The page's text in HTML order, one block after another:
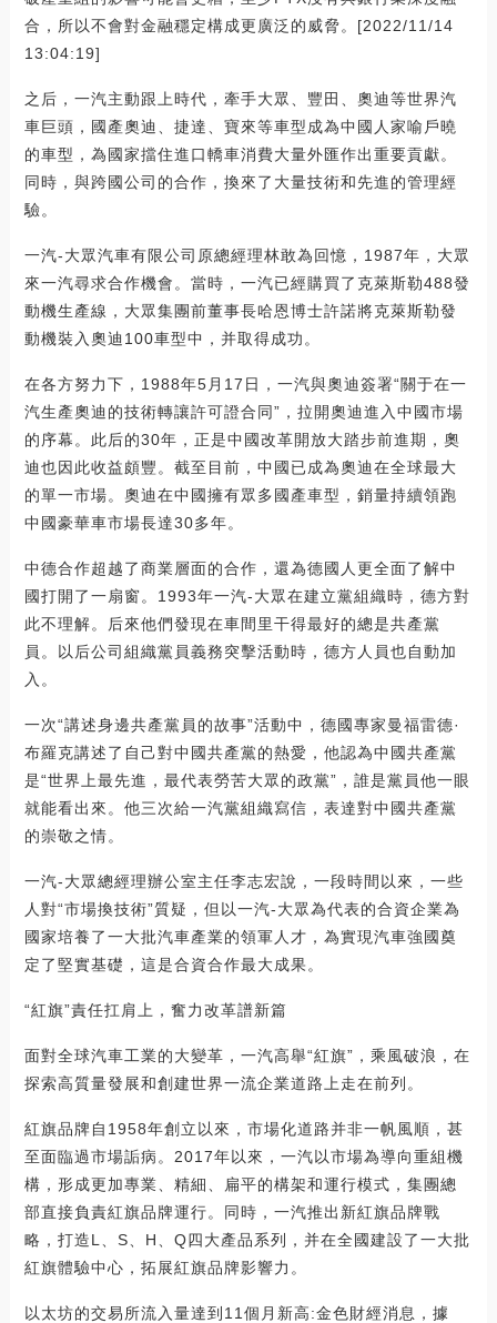
合，所以不會對金融穩定構成更廣泛的威脅。[2022/11/14
13:04:19]
之后，一汽主動跟上時代，牽手大眾、豐田、奧迪等世界汽
車巨頭，國產奧迪、捷達、寶來等車型成為中國人家喻戶曉
的車型，為國家擋住進口轎車消費大量外匯作出重要貢獻。
同時，與跨國公司的合作，換來了大量技術和先進的管理經
驗。
一汽-大眾汽車有限公司原總經理林敢為回憶，1987年，大眾
來一汽尋求合作機會。當時，一汽已經購買了克萊斯勒488發
動機生產線，大眾集團前董事長哈恩博士許諾將克萊斯勒發
動機裝入奧迪100車型中，并取得成功。
在各方努力下，1988年5月17日，一汽與奧迪簽署“關于在一
汽生產奧迪的技術轉讓許可證合同”，拉開奧迪進入中國市場
的序幕。此后的30年，正是中國改革開放大踏步前進期，奧
迪也因此收益頗豐。截至目前，中國已成為奧迪在全球最大
的單一市場。奧迪在中國擁有眾多國產車型，銷量持續領跑
中國豪華車市場長達30多年。
中德合作超越了商業層面的合作，還為德國人更全面了解中
國打開了一扇窗。1993年一汽-大眾在建立黨組織時，德方對
此不理解。后來他們發現在車間里干得最好的總是共產黨
員。以后公司組織黨員義務突擊活動時，德方人員也自動加
入。
一次“講述身邊共產黨員的故事”活動中，德國專家曼福雷德·
布羅克講述了自己對中國共產黨的熱愛，他認為中國共產黨
是“世界上最先進，最代表勞苦大眾的政黨”，誰是黨員他一眼
就能看出來。他三次給一汽黨組織寫信，表達對中國共產黨
的崇敬之情。
一汽-大眾總經理辦公室主任李志宏說，一段時間以來，一些
人對“市場換技術”質疑，但以一汽-大眾為代表的合資企業為
國家培養了一大批汽車產業的領軍人才，為實現汽車強國奠
定了堅實基礎，這是合資合作最大成果。
“紅旗”責任扛肩上，奮力改革譜新篇
面對全球汽車工業的大變革，一汽高舉“紅旗”，乘風破浪，在
探索高質量發展和創建世界一流企業道路上走在前列。
紅旗品牌自1958年創立以來，市場化道路并非一帆風順，甚
至面臨過市場詬病。2017年以來，一汽以市場為導向重組機
構，形成更加專業、精細、扁平的構架和運行模式，集團總
部直接負責紅旗品牌運行。同時，一汽推出新紅旗品牌戰
略，打造L、S、H、Q四大產品系列，并在全國建設了一大批
紅旗體驗中心，拓展紅旗品牌影響力。
以太坊的交易所流入量達到11個月新高:金色財經消息，據